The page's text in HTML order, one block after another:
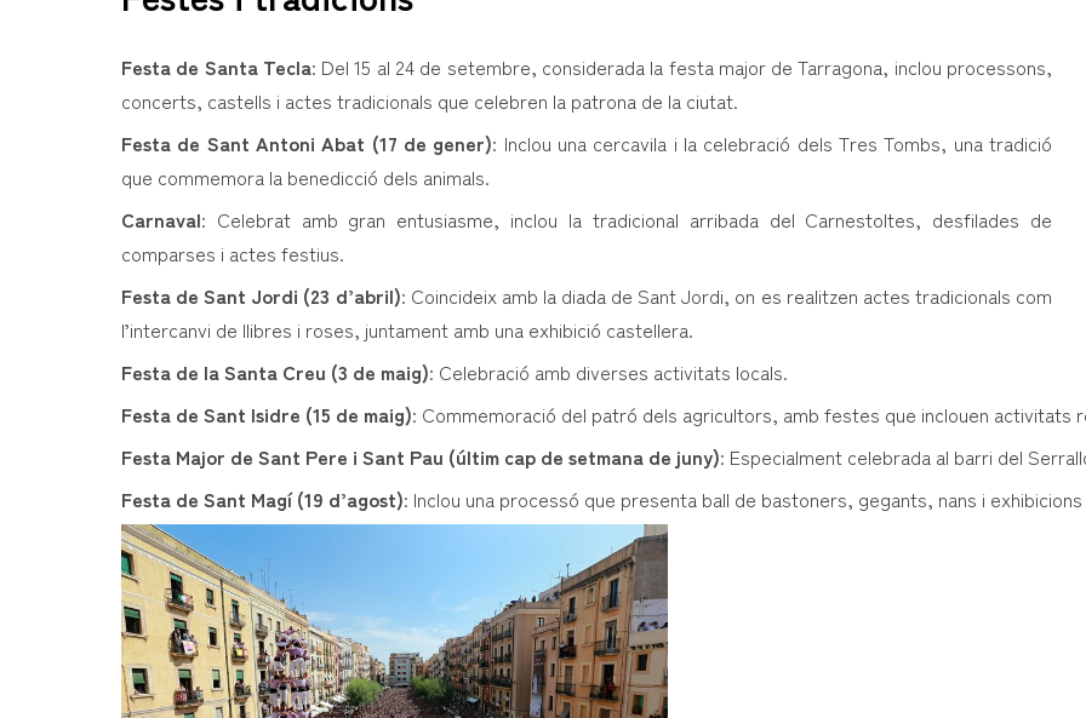
Festa de Santa Tecla: Del 15 al 24 de setembre, considerada la festa major de Tarragona, inclou processons,
concerts, castells i actes tradicionals que celebren la patrona de la ciutat.
Festa de Sant Antoni Abat (17 de gener): Inclou una cercavila i la celebració dels Tres Tombs, una tradició
que commemora la benedicció dels animals.
Carnaval: Celebrat amb gran entusiasme, inclou la tradicional arribada del Carnestoltes, desfilades de
comparses i actes festius.
Festa de Sant Jordi (23 d’abril): Coincideix amb la diada de Sant Jordi, on es realitzen actes tradicionals com
l’intercanvi de llibres i roses, juntament amb una exhibició castellera.
Festa de la Santa Creu (3 de maig): Celebració amb diverses activitats locals.
Festa de Sant Isidre (15 de maig): Commemoració del patró dels agricultors, amb festes que inclouen activitats
Festa Major de Sant Pere i Sant Pau (últim cap de setmana de juny): Especialment celebrada al barri del
Festa de Sant Magí (19 d’agost): Inclou una processó que presenta ball de bastoners, gegants, nans i